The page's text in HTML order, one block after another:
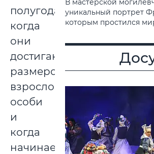
полугода,
когда
они
достигают
размеров
взрослой
особи
и
когда
начинается
В мастерской
уникальный портрет
которым простился